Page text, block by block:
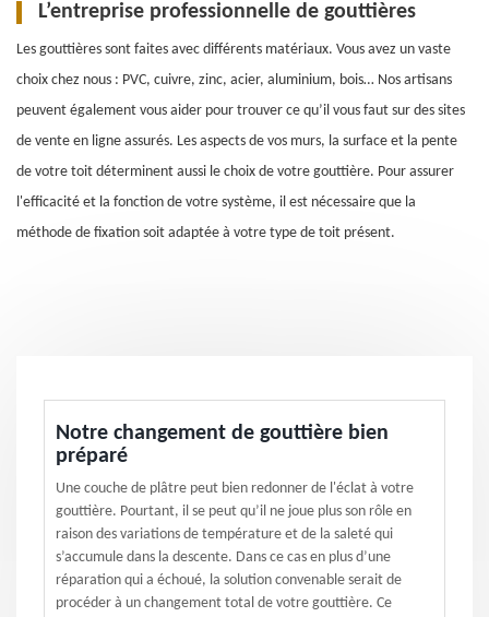
L’entreprise professionnelle de gouttières
Les gouttières sont faites avec différents matériaux. Vous avez un vaste
choix chez nous : PVC, cuivre, zinc, acier, aluminium, bois… Nos artisans
peuvent également vous aider pour trouver ce qu’il vous faut sur des sites
de vente en ligne assurés. Les aspects de vos murs, la surface et la pente
de votre toit déterminent aussi le choix de votre gouttière. Pour assurer
l'efficacité et la fonction de votre système, il est nécessaire que la
méthode de fixation soit adaptée à votre type de toit présent.
Notre changement de gouttière bien
préparé
Une couche de plâtre peut bien redonner de l'éclat à votre
gouttière. Pourtant, il se peut qu’il ne joue plus son rôle en
raison des variations de température et de la saleté qui
s’accumule dans la descente. Dans ce cas en plus d’une
réparation qui a échoué, la solution convenable serait de
procéder à un changement total de votre gouttière. Ce